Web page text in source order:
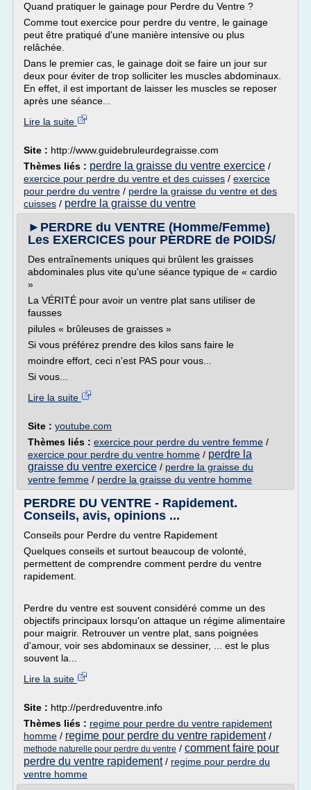
Quand pratiquer le gainage pour Perdre du Ventre ?
Comme tout exercice pour perdre du ventre, le gainage
peut être pratiqué d'une manière intensive ou plus
relâchée.
Dans le premier cas, le gainage doit se faire un jour sur
deux pour éviter de trop solliciter les muscles abdominaux.
En effet, il est important de laisser les muscles se reposer
après une séance...
Lire la suite
Site : http://www.guidebruleurdegraisse.com
Thèmes liés : perdre la graisse du ventre exercice /
exercice pour perdre du ventre et des cuisses / exercice
pour perdre du ventre / perdre la graisse du ventre et des
cuisses / perdre la graisse du ventre
►PERDRE du VENTRE (Homme/Femme)
Les EXERCICES pour PERDRE de POIDS/
Des entraînements uniques qui brûlent les graisses
abdominales plus vite qu'une séance typique de « cardio
»
La VÉRITÉ pour avoir un ventre plat sans utiliser de
fausses
pilules « brûleuses de graisses »
Si vous préférez prendre des kilos sans faire le
moindre effort, ceci n'est PAS pour vous...
Si vous...
Lire la suite
Site : youtube.com
Thèmes liés : exercice pour perdre du ventre femme /
exercice pour perdre du ventre homme / perdre la
graisse du ventre exercice / perdre la graisse du
ventre femme / perdre la graisse du ventre homme
PERDRE DU VENTRE - Rapidement.
Conseils, avis, opinions ...
Conseils pour Perdre du ventre Rapidement
Quelques conseils et surtout beaucoup de volonté,
permettent de comprendre comment perdre du ventre
rapidement.
Perdre du ventre est souvent considéré comme un des
objectifs principaux lorsqu'on attaque un régime alimentaire
pour maigrir. Retrouver un ventre plat, sans poignées
d'amour, voir ses abdominaux se dessiner, ... est le plus
souvent la...
Lire la suite
Site : http://perdreduventre.info
Thèmes liés : regime pour perdre du ventre rapidement
homme / regime pour perdre du ventre rapidement/
methode naturelle pour perdre du ventre / comment faire pour
perdre du ventre rapidement/ regime pour perdre du
ventre homme